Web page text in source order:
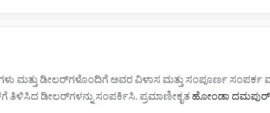
ಮತ್ತು ಡೀಲರ್‌ಗಳೊಂದಿಗೆ ಅವರ ವಿಳಾಸ ಮತ್ತು ಸಂಪೂರ್ಣ ಸಂಪರ್ಕ
ತಿಳಿಸಿದ ಡೀಲರ್‌ಗಳನ್ನು ಸಂಪರ್ಕಿಸಿ. ಪ್ರಮಾಣೀಕೃತಹೋಂಡಾ ದಮಪುರ್